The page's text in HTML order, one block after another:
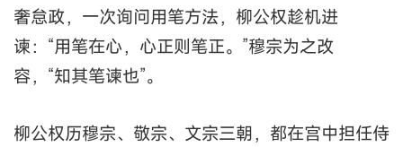
奢怠政，一次询问用笔方法，柳公权趁机进
谏：“用笔在心，心正则笔正。”穆宗为之改
容，“知其笔谏也”。
柳公权历穆宗、敬宗、文宗三朝，都在宫中担任侍